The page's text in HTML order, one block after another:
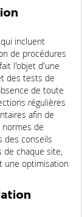
incluent
de procédures
l'objet d'une
des tests de
de toute
régulières
afin de
de
des conseils
de chaque site,
une optimisation